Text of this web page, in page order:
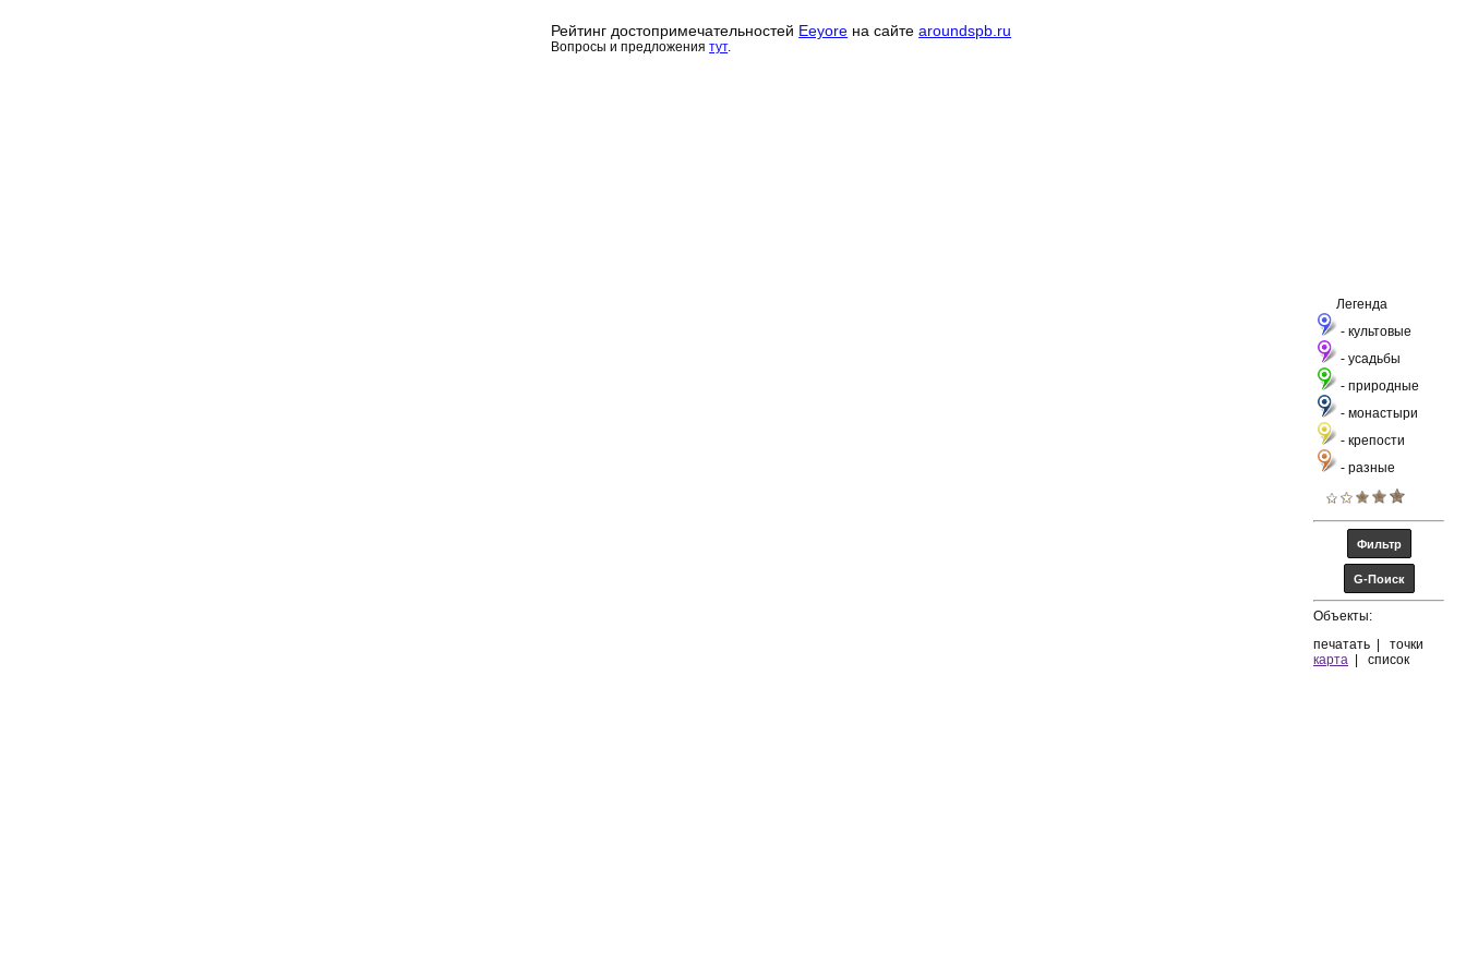
Рейтинг достопримечательностей Eeyore на сайтеaroundspb.ru
Вопросы и предложениятут.
Легенда
- культовые
- усадьбы
- природные
- монастыри
- крепости
- разные
Объекты:
печатать
точки
карта
список